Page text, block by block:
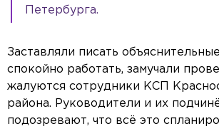
Петербурга.
Заставляли писать
спокойно работать, замучали
жалуются сотрудники КСП
района. Руководители и их
подозревают, что всё это